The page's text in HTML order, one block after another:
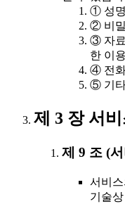
① 성명
② 비
③ 자료
한 이
④ 전화
⑤ 기타
제 3 장 서
제 9 조 (
서비
기술